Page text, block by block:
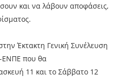
και να λάβουν αποφάσεις,
Έκτακτη Γενική Συνέλευση
ΕΝΠΕ που θα
11 και το Σάββατο 12